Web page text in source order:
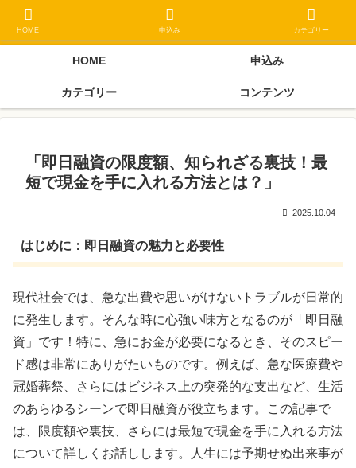
金クローネにご相談ください
HOME 申込み
カテゴリー コンテンツ
「即日融資の限度額、知られざる裏技！最
短で現金を手に入れる方法とは？」
2025.10.04
はじめに：即日融資の魅力と必要性
現代社会では、急な出費や思いがけないトラブルが日常的
に発生します。そんな時に心強い味方となるのが「即日融
資」です！特に、急にお金が必要になるとき、そのスピー
ド感は非常にありがたいものです。例えば、急な医療費や
冠婚葬祭、さらにはビジネス上の突発的な支出など、生活
のあらゆるシーンで即日融資が役立ちます。この記事で
は、限度額や裏技、さらには最短で現金を手に入れる方法
について詳しくお話しします。人生には予期せぬ出来事が
HOME 申込み カテゴリー